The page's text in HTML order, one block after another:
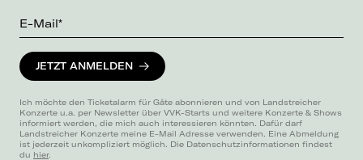
E-Mail*
JETZT ANMELDEN
Ich möchte den Ticketalarm für Gåte abonnieren und von Landstreicher
Konzerte u.a. per Newsletter über VVK-Starts und weitere Konzerte & Shows
informiert werden, die mich auch interessieren könnten. Dafür darf
Landstreicher Konzerte meine E-Mail Adresse verwenden. Eine Abmeldung
ist jederzeit unkompliziert möglich. Die Datenschutzinformationen findest
du hier.